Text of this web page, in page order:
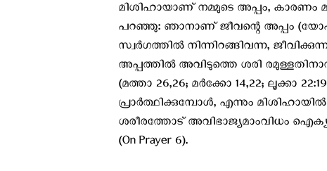
മിശിഹായാണ് നമ്മുടെ അപ്പം,
പറഞ്ഞു: ഞാനാണ് ജീവന്റെ അപ്പം
സ്വർഗത്തിൽ നിന്നിറങ്ങിവന്ന,
അപ്പത്തിൽ അവിടുത്തെ ശരി
(മത്താ 26,26; മർക്കോ 14,22; ലൂക്കാ
പ്രാർത്ഥിക്കുമ്പോൾ, എന്നും
ശരീരത്തോട് അവിഭാജ്യമാംവിധം
(On Prayer 6).